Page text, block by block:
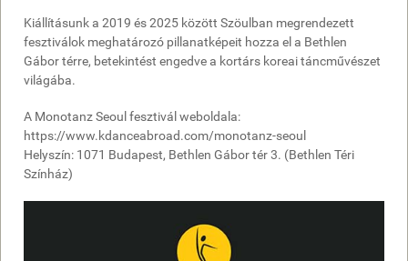
Kiállításunk a 2019 és 2025 között Szöulban megrendezett
fesztiválok meghatározó pillanatképeit hozza el a Bethlen
Gábor térre, betekintést engedve a kortárs koreai táncművészet
világába.
A Monotanz Seoul fesztivál weboldala:
https://www.kdanceabroad.com/monotanz-seoul
Helyszín: 1071 Budapest, Bethlen Gábor tér 3. (Bethlen Téri
Színház)